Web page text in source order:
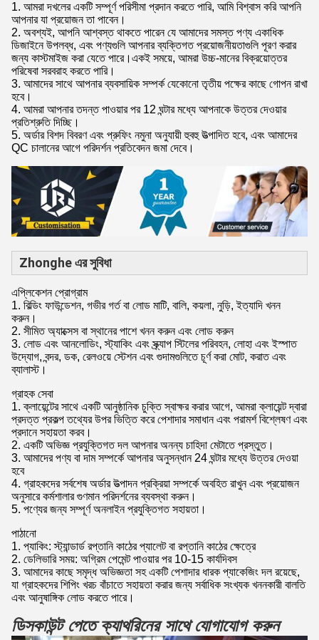
1. আমরা দখলের একটি সম্পূর্ণ পরিসীমা প্রদান করতে পারি, আমি বিশ্বাস করি আপনি
আপনার যা প্রয়োজন তা পাবেন।
2. অবশ্যই, আপনি আশ্বস্ত থাকতে পারেন যে আমাদের সমস্ত পণ্য একাধিক
ডিজাইনে উপলব্ধ, এবং পণ্যগুলি আপনার ব্যক্তিগত প্রয়োজনীয়তাগুলি পূরণ করার
জন্য কাস্টমাইজ করা যেতে পারে।একই সময়ে, আমরা উচ্চ-মানের বিক্রয়োত্তর
পরিষেবা সরবরাহ করতে পারি।
3. আমাদের সাথে আপনার ব্যবসায়িক সম্পর্ক যেকোনো তৃতীয় পক্ষের কাছে গোপন রাখা
হবে।
4. আমরা আপনার তদন্ত পাওয়ার পর 12 ঘন্টার মধ্যে আপনাকে উত্তর দেওয়ার
প্রতিশ্রুতি দিচ্ছি।
5. অর্ডার বিশদ বিবরণ এবং প্রুফিং নমুনা অনুযায়ী হুবহু উত্পাদিত হবে, এবং আমাদের
QC চালানের আগে পরিদর্শন প্রতিবেদন জমা দেবে।
Zhonghe এর সুবিধা
এপ্লিকেশন প্রোগ্রাম
1. বিল্ডিং ফাউন্ডেশন, গভীর গর্ত বা লোড মাটি, বালি, কয়লা, নুড়ি, ইত্যাদি খনন
করুন।
2. সীমিত অ্যাক্সেস বা স্থানের পাশে খনন করুন এবং লোড করুন
3. লোড এবং আনলোডিং, স্ট্যাকিং এবং স্ক্র্যাপ স্টিলের পরিবহন, লোহা এবং ইস্পাত
উদ্যোগ, বন্দর, ডক, রেলওয়ে স্টেশন এবং গুদামগুলিতে চূর্ণ করা মোট, করাত এবং
ব্যালাস্ট।
গ্রাহক সেবা
1. ক্লায়েন্টের সাথে একটি আনুষ্ঠানিক চুক্তি স্বাক্ষর করার আগে, আমরা ক্লায়েন্ট দ্বারা
প্রদত্ত প্রকল্প তথ্যের উপর ভিত্তি করে পেশাদার সমাধান এবং পরামর্শ বিশ্লেষণ এবং
প্রদানে সহায়তা করব।
2. একটি অভিজ্ঞ প্রযুক্তিগত দল আপনার অনন্য চাহিদা মেটাতে প্রস্তুত।
3. আমাদের পণ্য বা দাম সম্পর্কে আপনার অনুসন্ধান 24 ঘন্টার মধ্যে উত্তর দেওয়া
হবে
4. গ্রাহকদের সর্বশেষ অর্ডার উত্পাদন প্রক্রিয়া সম্পর্কে অবহিত রাখুন এবং প্রয়োজন
অনুসারে কর্মশালার গুণমান পরিদর্শনের ব্যবস্থা করুন।
5. পণ্যের জন্য সম্পূর্ণ অনলাইন প্রযুক্তিগত সহায়তা।
পাঠানো
1. প্যাকিং: স্ট্যান্ডার্ড রপ্তানি কাঠের প্যালেট বা রপ্তানি কাঠের ক্ষেত্রে
2. ডেলিভারি সময়: অগ্রিম পেমেন্ট পাওয়ার পর 10-15 কার্যদিবস
3. আমাদের কাছে সমৃদ্ধ অভিজ্ঞতা সহ একটি পেশাদার ধারক প্যাকেজিং দল রয়েছে,
যা গ্রাহকদের শিপিং খরচ বাঁচাতে সহায়তা করার জন্য সর্বাধিক সংখ্যক খননকারী বালতি
এবং আনুষাঙ্গিক লোড করতে পারে।
ডিসকাউন্ট পেতে ক্যাথরিনের সাথে যোগাযোগ করুন